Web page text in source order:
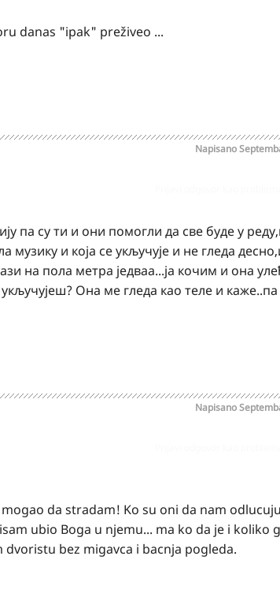
danas "ipak" preživeo ...
Napisano
па су ти и они помогли да све буде у
музику и која се укључује и не гледа
на пола метра једваа...ја кочим и она
Она ме гледа као теле и каже..па
Napisano
da stradam! Ko su oni da nam
ubio Boga u njemu... ma ko da je i koliko
bez migavca i bacnja pogleda.